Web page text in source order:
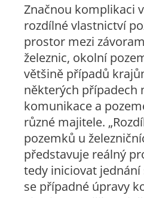
Značnou komplikaci
rozdílné vlastnictví
prostor mezi
železnic, okolní
většině případů
některých případech
komunikace a
různé majitele.
pozemků u
představuje reálný
tedy iniciovat
se případné úpravy